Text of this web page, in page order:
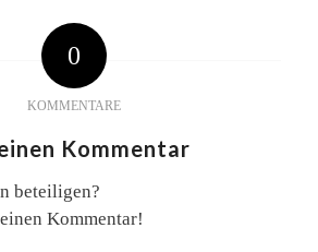
0
KOMMENTARE
Kommentar
beteiligen?
Kommentar!